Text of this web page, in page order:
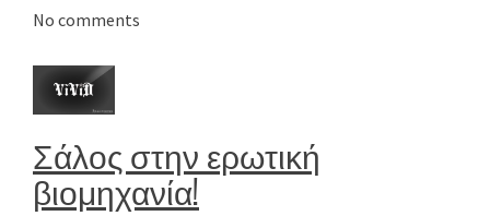
No comments
Σάλος στην ερωτική
βιομηχανία!